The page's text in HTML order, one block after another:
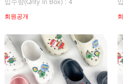
회원공개